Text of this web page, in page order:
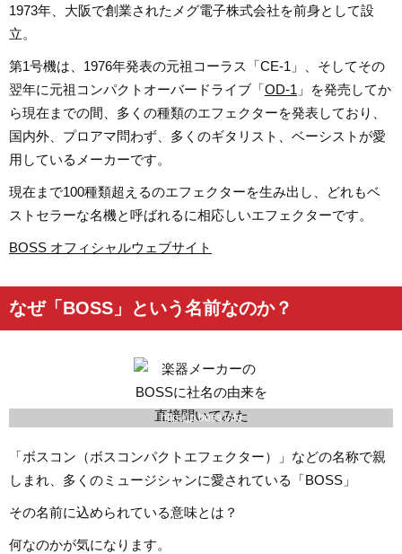
1973年、大阪で創業されたメグ電子株式会社を前身として設
立。
第1号機は、1976年発表の元祖コーラス「CE-1」、そしてその
翌年に元祖コンパクトオーバードライブ「OD-1 」を発売してか
ら現在までの間、多くの種類のエフェクターを発表しており、
国内外、プロアマ問わず、多くのギタリスト、ベーシストが愛
用しているメーカーです。
現在まで100種類超えるのエフェクターを生み出し、どれもベ
ストセラーな名機と呼ばれるに相応しいエフェクターです。
BOSS オフィシャルウェブサイト
なぜ「BOSS」という名前なのか？
http://jp.boss.info
「ボスコン（ボスコンパクトエフェクター）」などの名称で親
しまれ、多くのミュージシャンに愛されている「BOSS」
その名前に込められている意味とは？
何なのかが気になります。